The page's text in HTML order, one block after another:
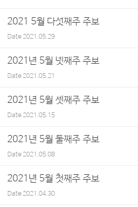
2021 5월 다섯째주 주보
Date2021.05.29
2021년 5월 넷째주 주보
Date2021.05.21
2021년 5월 셋째주 주보
Date2021.05.15
2021년 5월 둘째주 주보
Date2021.05.08
2021년 5월 첫째주 주보
Date2021.04.30